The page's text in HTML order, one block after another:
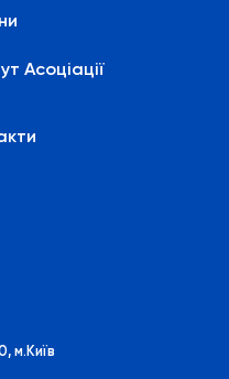
Асоціації
м.Київ